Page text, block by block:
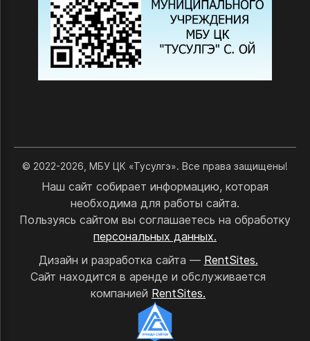
© 2022-2026, МБУ ЦК «Тусулгэ». Все права защищены!
Наш сайт собирает информацию, которая
необходима для работы сайта.
Пользуясь сайтом вы соглашаетесь на обработку
персональных данных.
Дизайн и разработка сайта — RentSites.
Сайт находится в аренде и обслуживается
компанией RentSites.